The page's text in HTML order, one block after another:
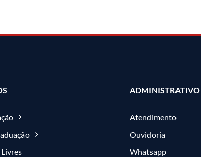
ADMINISTRATIVO
Atendimento
Ouvidoria
Whatsapp